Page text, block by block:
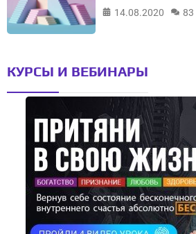
14.08.2020
83
КУРСЫ И ВЕБИНАРЫ